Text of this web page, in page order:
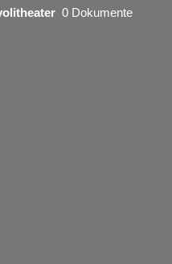
0 Dokumente